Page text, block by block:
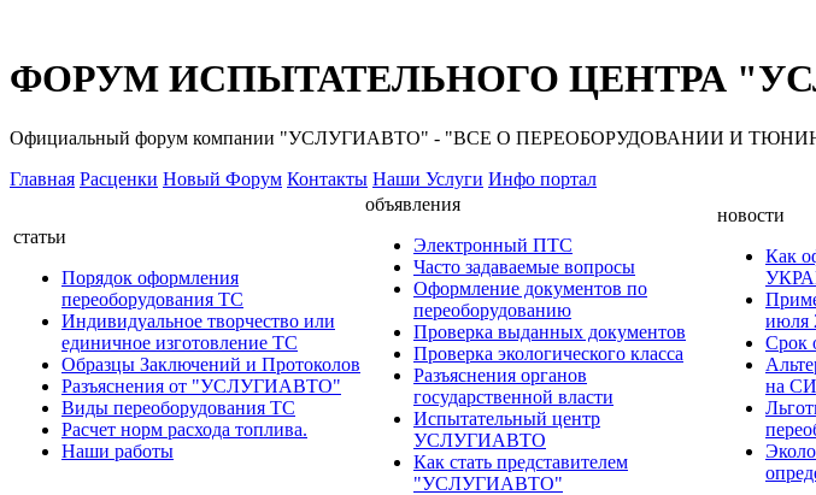
ФОРУМ ИСПЫТАТЕЛЬНОГО ЦЕНТРА
Официальный форум компании "УСЛУГИАВТО" - "ВСЕ О ПЕРЕОБОРУДОВАНИИ И
Главная Расценки Новый Форум Контакты Наши Услуги Инфо портал
статьи
Порядок оформления
переоборудования ТС
Индивидуальное творчество или
единичное изготовление ТС
Образцы Заключений и Протоколов
Разъяснения от "УСЛУГИАВТО"
Виды переоборудования ТС
Расчет норм расхода топлива.
Наши работы
объявления
Электронный ПТС
Часто задаваемые вопросы
Оформление документов по
переоборудованию
Проверка выданных документов
Проверка экологического класса
Разъяснения органов
государственной власти
Испытательный центр
УСЛУГИАВТО
Как стать представителем
"УСЛУГИАВТО"
новости
Как
июля
Срок
на